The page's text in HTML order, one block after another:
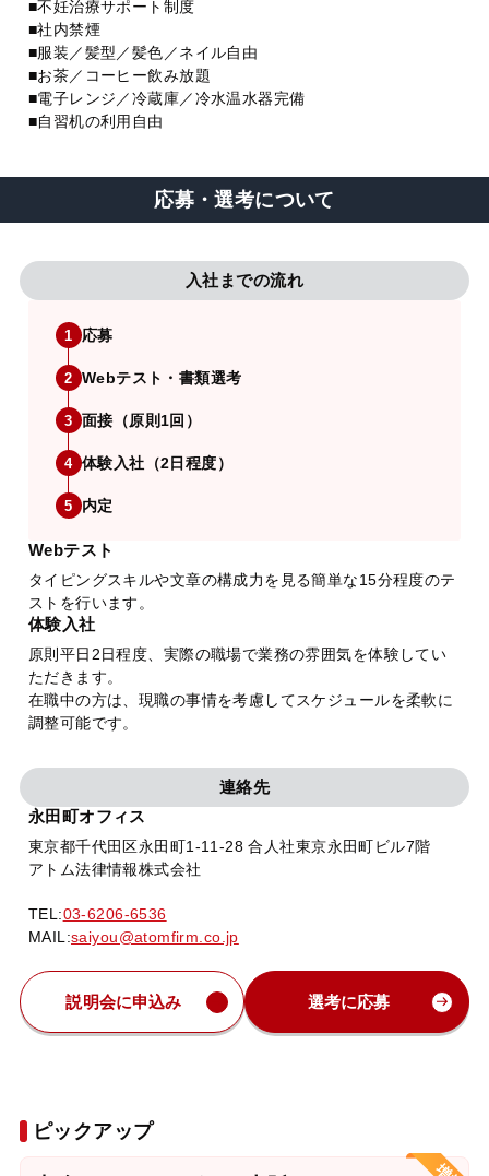
■不妊治療サポート制度
■社内禁煙
■服装／髪型／髪色／ネイル自由
■お茶／コーヒー飲み放題
■電子レンジ／冷蔵庫／冷水温水器完備
■自習机の利用自由
応募・選考について
入社までの流れ
1 応募
2 Webテスト・書類選考
3 面接（原則1回）
4 体験入社（2日程度）
5 内定
Webテスト
タイピングスキルや文章の構成力を見る簡単な15分程度のテ
ストを行います。
体験入社
原則平日2日程度、実際の職場で業務の雰囲気を体験してい
ただきます。
在職中の方は、現職の事情を考慮してスケジュールを柔軟に
調整可能です。
連絡先
永田町オフィス
東京都千代田区永田町1-11-28 合人社東京永田町ビル7階
アトム法律情報株式会社
TEL:03-6206-6536
MAIL:saiyou@atomfirm.co.jp
説明会に申込み 選考に応募
ピックアップ